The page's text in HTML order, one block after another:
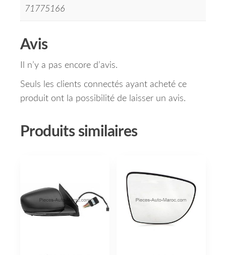
71775166
Avis
Il n’y a pas encore d’avis.
Seuls les clients connectés ayant acheté ce
produit ont la possibilité de laisser un avis.
Produits similaires